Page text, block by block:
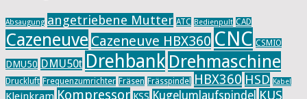
Absaugung angetriebene Mutter ATC Bedienpult CAD
Cazeneuve Cazeneuve HBX360 CNC CSMIO
DMU50 DMU50t Drehbank Drehmaschine
Druckluft Frequenzumrichter Fräsen Frässpindel HBX360 HSD Kabel
Kleinkram Kompressor KSS Kugelumlaufspindel KUS